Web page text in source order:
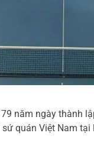
năm ngày thành
quán Việt Nam